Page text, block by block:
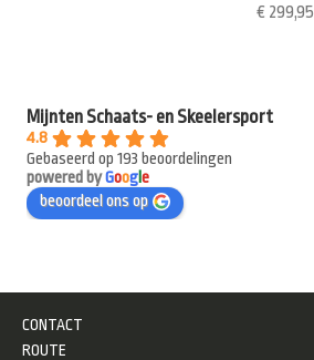
€ 299,95
Mijnten Schaats- en Skeelersport
4.8
Gebaseerd op 193 beoordelingen
powered byGooge
beoordeel ons op
CONTACT
ROUTE